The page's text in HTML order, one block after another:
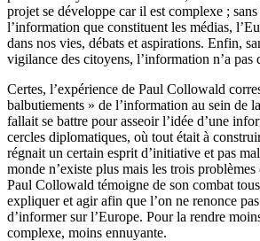
projet se développe car il est complexe ;
l’information que constituent les médias,
dans nos vies, débats et aspirations. Enfin,
vigilance des citoyens, l’information n’a pas
Certes, l’expérience de Paul Collowald
balbutiements » de l’information au sein de
fallait se battre pour asseoir l’idée d’une
cercles diplomatiques, où tout était à
régnait un certain esprit d’initiative et pas
monde n’existe plus mais les trois
Paul Collowald témoigne de son combat
expliquer et agir afin que l’on ne renonce
d’informer sur l’Europe. Pour la rendre
complexe, moins ennuyante.